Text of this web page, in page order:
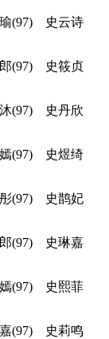
(97) 史云诗
(97) 史筱贞
(97) 史丹欣
(97) 史煜绮
(97) 史鹊妃
(97) 史琳嘉
(97) 史熙菲
(97) 史莉鸣